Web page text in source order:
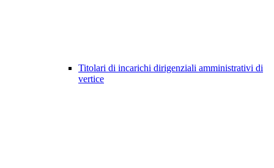
Titolari di incarichi dirigenziali amministrativi di
vertice